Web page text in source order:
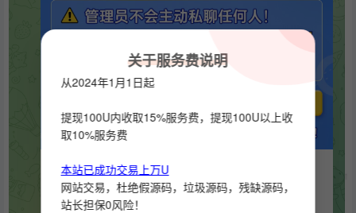
关于服务费说明
从2024年1月1日起
提现100U内收取15%服务费，提现100U以上收
取10%服务费
本站已成功交易上万U
网站交易，杜绝假源码，垃圾源码，残缺源码，
站长担保0风险！